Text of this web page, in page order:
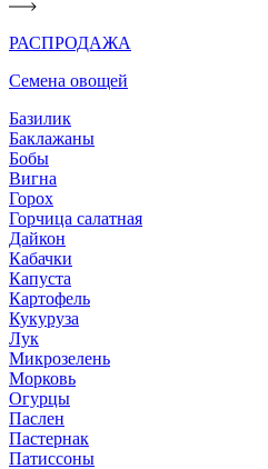
РАСПРОДАЖА
Семена овощей
Базилик
Баклажаны
Бобы
Вигна
Горох
Горчица салатная
Дайкон
Кабачки
Капуста
Картофель
Кукуруза
Лук
Микрозелень
Морковь
Огурцы
Паслен
Пастернак
Патиссоны